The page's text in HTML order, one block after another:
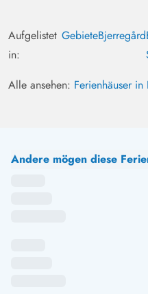
Aufgelistet
in:
GebieteBjerregård
Alle ansehen: Ferienhäuser in
Andere mögen diese